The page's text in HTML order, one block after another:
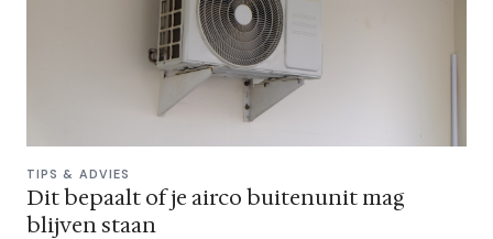
TIPS & ADVIES
Dit bepaalt of je airco buitenunit mag
blijven staan